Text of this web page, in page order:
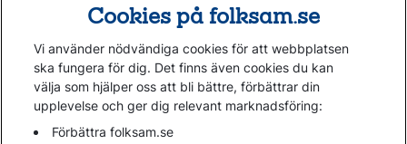
Kundservice
Hjälp
Webbkarta
Cookies på folksam.se
Vi använder nödvändiga cookies för att webbplatsen
ska fungera för dig. Det finns även cookies du kan
välja som hjälper oss att bli bättre, förbättrar din
upplevelse och ger dig relevant marknadsföring:
Förbättra folksam.se